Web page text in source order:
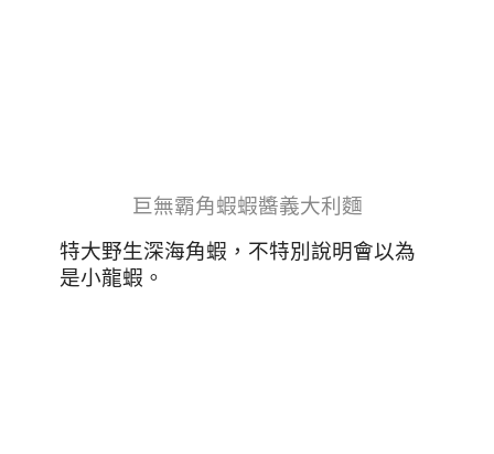
巨無霸角蝦蝦醬義大利麵
特大野生深海角蝦，不特別說明會以為
是小龍蝦。